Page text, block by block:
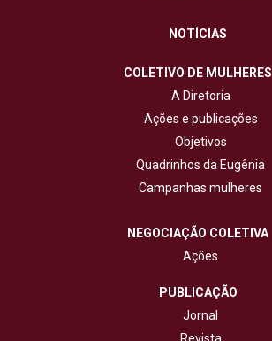
NOTÍCIAS
COLETIVO DE MULHERES
A Diretoria
Ações e publicações
Objetivos
Quadrinhos da Eugênia
Campanhas mulheres
NEGOCIAÇÃO COLETIVA
Ações
PUBLICAÇÃO
Jornal